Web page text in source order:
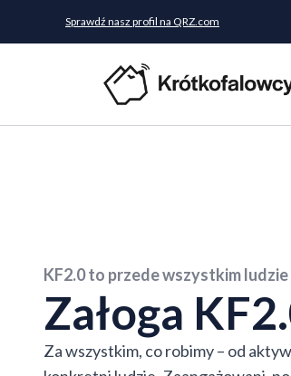
Sprawdź nasz profil na QRZ.com
KF2.0 to przede wszystkim ludzie
Załoga
Za wszystkim, co robimy – od